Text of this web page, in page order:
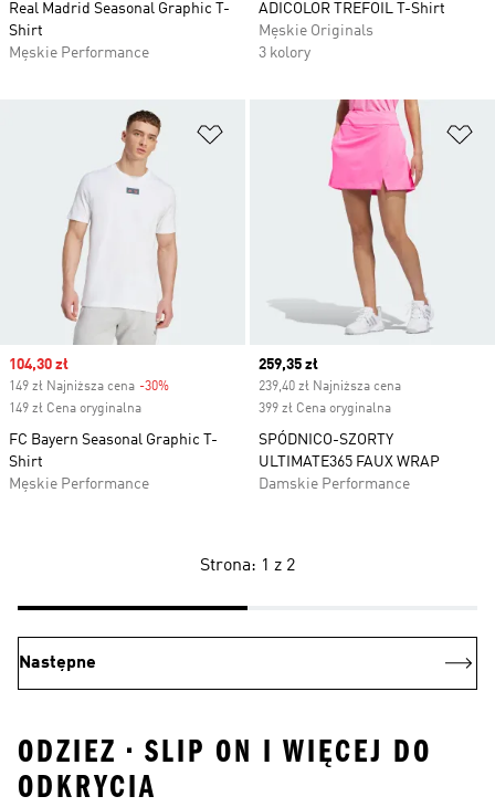
Real Madrid Seasonal Graphic T-
Shirt
Męskie Performance
ADICOLOR TREFOIL T-Shirt
Męskie Originals
3 kolory
Dodaj do listy życzeń
Sale price
104,30 zł
149 zł Najniższa cena -30%
149 zł Cena oryginalna
FC Bayern Seasonal Graphic T-
Shirt
Męskie Performance
Current price
259,35 zł
239,40 zł Najniższa cena
399 zł Cena oryginalna
SPÓDNICO-SZORTY
ULTIMATE365 FAUX WRAP
Damskie Performance
Strona: 1 z 2
Następne
ODZIEZ • SLIP ON I WIĘCEJ DO
ODKRYCIA